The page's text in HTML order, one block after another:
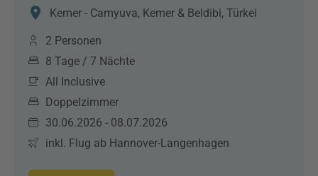
Kemer - Camyuva, Kemer & Beldibi, Türkei
2 Personen
8 Tage / 7 Nächte
All Inclusive
Doppelzimmer
30.06.2026 - 08.07.2026
inkl. Flug ab Hannover-Langenhagen